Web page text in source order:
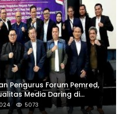
Pengurus Forum Pemred,
Media Daring di
5073